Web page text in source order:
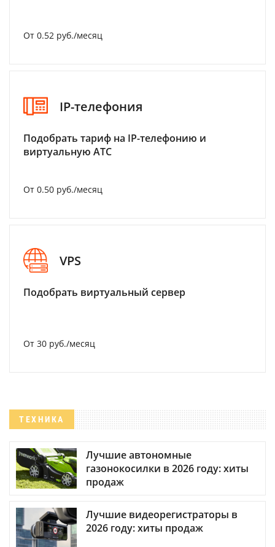
От 0.52 руб./месяц
IP-телефония
Подобрать тариф на IP-телефонию и
виртуальную АТС
От 0.50 руб./месяц
VPS
Подобрать виртуальный сервер
От 30 руб./месяц
ТЕХНИКА
Лучшие автономные
газонокосилки в 2026 году: хиты
продаж
Лучшие видеорегистраторы в
2026 году: хиты продаж